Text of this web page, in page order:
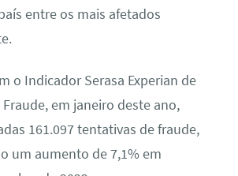
entre os mais afetados
o Indicador Serasa Experian de
em janeiro deste ano,
161.097 tentativas de fraude,
um aumento de 7,1% em